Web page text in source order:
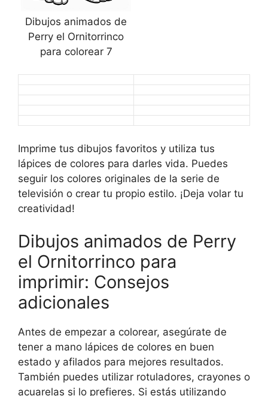
Dibujos animados de
Perry el Ornitorrinco
para colorear 7
Imprime tus dibujos favoritos y utiliza tus
lápices de colores para darles vida. Puedes
seguir los colores originales de la serie de
televisión o crear tu propio estilo. ¡Deja volar tu
creatividad!
Dibujos animados de Perry
el Ornitorrinco para
imprimir: Consejos
adicionales
Antes de empezar a colorear, asegúrate de
tener a mano lápices de colores en buen
estado y afilados para mejores resultados.
También puedes utilizar rotuladores, crayones o
acuarelas si lo prefieres. Si estás utilizando